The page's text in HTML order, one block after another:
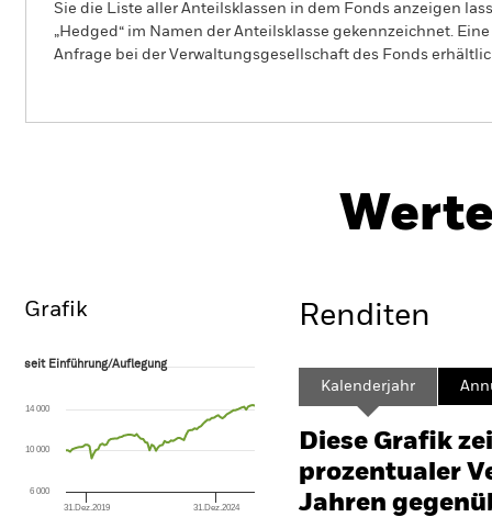
Sie die Liste aller Anteilsklassen in dem Fonds anzeigen
„Hedged“ im Namen der Anteilsklasse gekennzeichnet.
Anfrage bei der Verwaltungsgesellschaft des Fonds
Grafik
seit Einführung/Auflegung
The chart has 1 X axis displaying Time. Range: 2019-03-01 00:00:00 to
The chart has 1 Y axis displaying values. Range: -40 to 80.
seit Einführung/Auflegung
31.Dez.2019 31.Dez.2024
6 000
10 000
14 000
Renditen
Kalenderjahr
Diese Grafik
prozentualer
Jahren